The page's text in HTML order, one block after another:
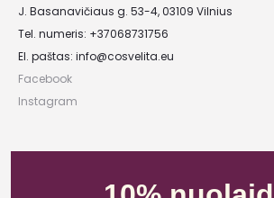
J. Basanavičiaus g. 53-4, 03109 Vilnius
Tel. numeris: +37068731756
El. paštas: info@cosvelita.eu
Facebook
Instagram
Įmonės kodas: 303481944